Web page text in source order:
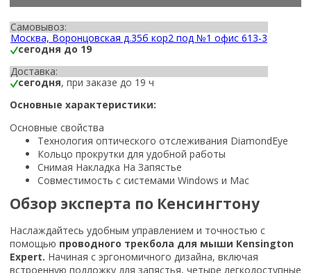
Самовывоз:
Москва, Воронцовская д.35б кор2 под №1 офис 613-3
сегодня до 19
Доставка:
сегодня, при заказе до 19 ч
Основные характеристики:
Основные свойства
Технология оптического отслеживания DiamondEye
Кольцо прокрутки для удобной работы
Снимая Накладка На Запястье
Совместимость с системами Windows и Mac
Обзор эксперта по Кенсингтону
Наслаждайтесь удобным управлением и точностью с
помощью проводного трекбола для мыши Kensington
Expert. Начиная с эргономичного дизайна, включая
встроенную подложку для запястья, четыре легкодоступные